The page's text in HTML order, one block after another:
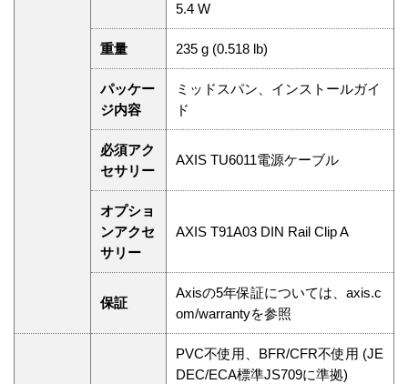
5.4 W
重量 235 g (0.518 lb)
パッケー
ジ内容
ミッドスパン、インストールガイ
ド
必須アク
セサリー
AXIS TU6011電源ケーブル
オプショ
ンアクセ
サリー
AXIS T91A03 DIN Rail Clip A
保証
Axisの5年保証については、axis.c
om/warrantyを参照
PVC不使用、BFR/CFR不使用 (JE
DEC/ECA標準JS709に準拠)